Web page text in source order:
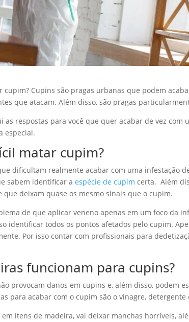
cupim? Cupins são pragas urbanas que podem
que atacam. Além disso, são pragas
as respostas para você que quer acabar de vez com
especial.
matar cupim?
dificultam realmente acabar com uma infestação
sabem identificar aespécie de cupim certa. Além
deixam quase os mesmo sinais que o cupim.
de que aplicar veneno apenas em um foco da
identificar todos os pontos afetados pelo cupim.
Por isso contar com profissionais para
funcionam para cupins?
provocam danos em cupins e, além disso, podem
para acabar com o cupim são o vinagre, detergente
em itens de madeira, vai deixar manchas horríveis,